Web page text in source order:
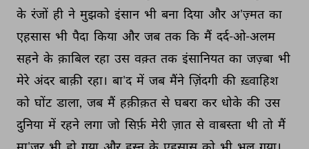
के रंजों ही ने मुझको इंसान भी बना दिया और अ'ज़्मत का
एहसास भी पैदा किया और जब तक कि मैं दर्द-ओ-अलम
सहने के क़ाबिल रहा उस वक़्त तक इंसानियत का जज़्बा भी
मेरे अंदर बाक़ी रहा। बा'द में जब मैंने ज़िंदगी की ख़्वाहिश
को घोंट डाला, जब मैं हक़ीक़त से घबरा कर धोके की उस
दुनिया में रहने लगा जो सिर्फ़ मेरी ज़ात से वाबस्ता थी तो मैं